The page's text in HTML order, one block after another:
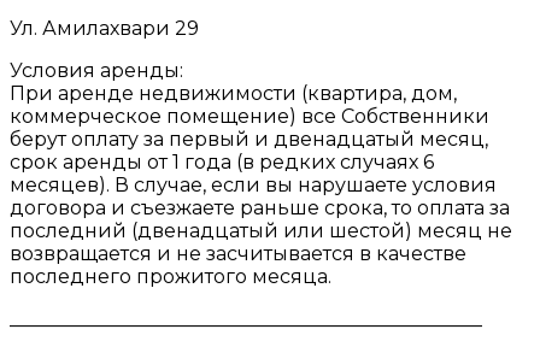
Ул. Амилахвари 29
Условия аренды:
При аренде недвижимости (квартира, дом,
коммерческое помещение) все Собственники
берут оплату за первый и двенадцатый месяц,
срок аренды от 1 года (в редких случаях 6
месяцев). В случае, если вы нарушаете условия
договора и съезжаете раньше срока, то оплата за
последний (двенадцатый или шестой) месяц не
возвращается и не засчитывается в качестве
последнего прожитого месяца.